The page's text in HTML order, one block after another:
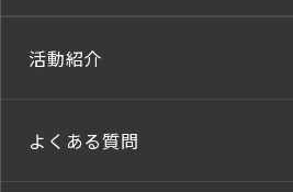
活動紹介
よくある質問